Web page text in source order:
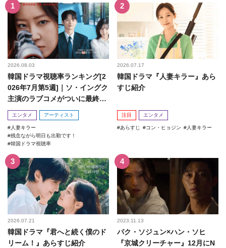
2026.08.03
韓国ドラマ視聴率ランキング[2
026年7月第5週]｜ソ・イングク
主演のラブコメがついに最終
回！
エンタメ アーティスト
人妻キラー
残念ながら明日も出勤です！
韓国ドラマ視聴率
2026.07.17
韓国ドラマ『人妻キラー』あら
すじ紹介
注目 エンタメ
あらすじ コン・ヒョジン 人妻キラー
2026.07.21
韓国ドラマ『君へと続く僕のド
リーム！』あらすじ紹介
2023.11.13
パク・ソジュン×ハン・ソヒ
『京城クリーチャー』12月にN